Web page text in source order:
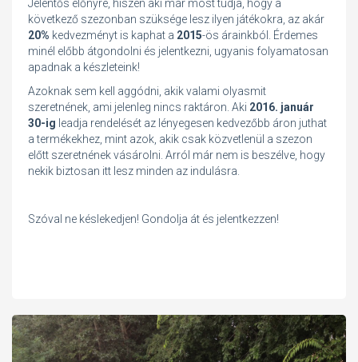
Jelentős előnyre, hiszen aki már most tudja, hogy a
következő szezonban szüksége lesz ilyen játékokra, az akár
20% kedvezményt is kaphat a 2015-ös árainkból. Érdemes
minél előbb átgondolni és jelentkezni, ugyanis folyamatosan
apadnak a készleteink!
Azoknak sem kell aggódni, akik valami olyasmit
szeretnének, ami jelenleg nincs raktáron. Aki 2016. január
30-ig leadja rendelését az lényegesen kedvezőbb áron juthat
a termékekhez, mint azok, akik csak közvetlenül a szezon
előtt szeretnének vásárolni. Arról már nem is beszélve, hogy
nekik biztosan itt lesz minden az indulásra.
Szóval ne késlekedjen! Gondolja át és jelentkezzen!